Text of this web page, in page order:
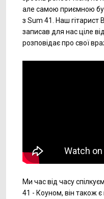
але самою приємною
з Sum 41. Наш гітарист
записав для нас ціле
розповідає про свої
Ми час від часу
41 - Коуном, він також